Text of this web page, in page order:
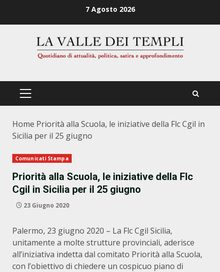
7 Agosto 2026
PRIMÄRES
Home Priorità alla Scuola, le iniziative della Flc Cgil in
Sicilia per il 25 giugno
Comunicati Stampa
Priorità alla Scuola, le iniziative della Flc
Cgil in Sicilia per il 25 giugno
23 Giugno 2020
Palermo, 23 giugno 2020 – La Flc Cgil Sicilia,
unitamente a molte strutture provinciali, aderisce
all’iniziativa indetta dal comitato Priorità alla Scuola,
con l’obiettivo di chiedere un cospicuo piano di